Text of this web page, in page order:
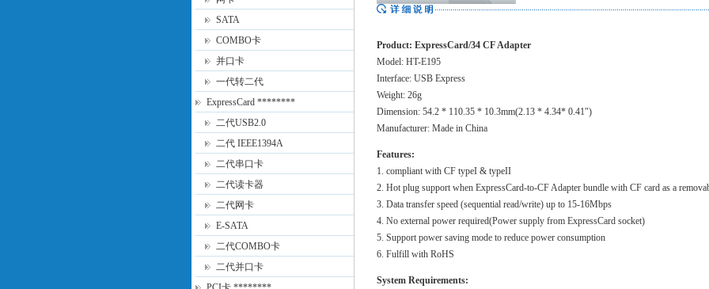
SATA
COMBO卡
并口卡
一代转二代
ExpressCard ********
二代USB2.0
二代 IEEE1394A
二代串口卡
二代读卡器
二代网卡
E-SATA
二代COMBO卡
二代并口卡
Product: ExpressCard/34 CF Adapter
Model: HT-E195
Interface: USB Express
Weight: 26g
Dimension: 54.2 * 110.35 * 10.3mm(2.13 * 4.34* 0.41″)
Manufacturer: Made in China
Features:
1. compliant with CF typeI & typeII
2. Hot plug support when ExpressCard-to-CF Adapter bundle with CF card as a
3. Data transfer speed (sequential read/write) up to 15-16Mbps
4. No external power required(Power supply from ExpressCard socket)
5. Support power saving mode to reduce power consumption
6. Fulfill with RoHS
System Requirements: